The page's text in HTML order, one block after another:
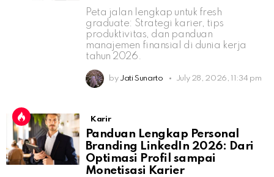
Peta jalan lengkap untuk fresh
graduate: Strategi karier, tips
produktivitas, dan panduan
manajemen finansial di dunia kerja
tahun 2026.
by Jati Sunarto July 28, 2026, 11:34 pm
Karir
Panduan Lengkap Personal
Branding LinkedIn 2026: Dari
Optimasi Profil sampai
Monetisasi Karier